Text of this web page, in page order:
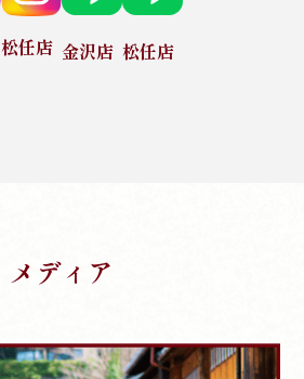
松任店 金沢店 松任店
メディア